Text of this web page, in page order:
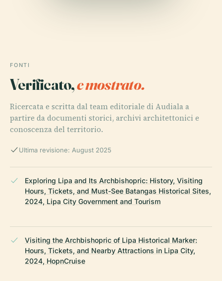
FONTI
Verificato,e mostrato.
Ricercata e scritta dal team editoriale di Audiala a
partire da documenti storici, archivi architettonici e
conoscenza del territorio.
Ultima revisione: August 2025
Exploring Lipa and Its Archbishopric: History, Visiting
Hours, Tickets, and Must-See Batangas Historical Sites,
2024, Lipa City Government and Tourism
Visiting the Archbishopric of Lipa Historical Marker:
Hours, Tickets, and Nearby Attractions in Lipa City,
2024, HopnCruise